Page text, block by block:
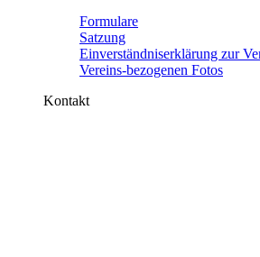
Formulare
Satzung
Einverständniserklärung zur
Vereins-bezogenen Fotos
Kontakt